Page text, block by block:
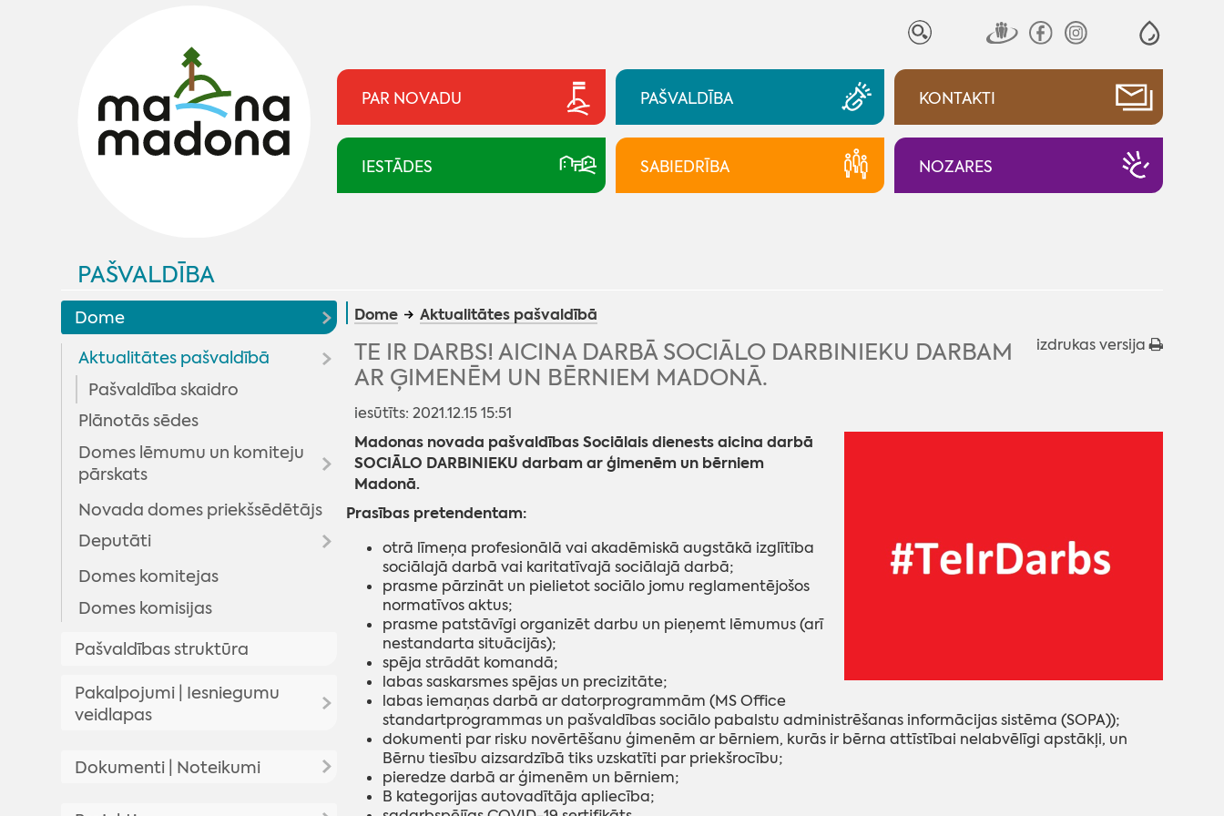
PAR NOVADU PAŠVALDĪBA KONTAKTI
IESTĀDES SABIEDRĪBA NOZARES
PAŠVALDĪBA
Dome
Aktualitātes pašvaldībā
Pašvaldība skaidro
Plānotās sēdes
Domes lēmumu un komiteju
pārskats
Domes lēmumi
Komitejas sēdes
Domes sēžu audioierakstu
Novada domes priekšsēdētājs
Deputāti
Arhīvs
Domes komitejas
Domes komisijas
Pašvaldības struktūra
Pakalpojumi | Iesniegumu
veidlapas
Pakalpojumi
Dokumenti | Noteikumi
Pašvaldības saistošie noteikumi
Dome Aktualitātes pašvaldībā
izdrukas versija
TE IR DARBS! AICINA DARBĀ SOCIĀLO DARBINIEKU DARBAM
AR ĢIMENĒM UN BĒRNIEM MADONĀ.
iesūtīts: 2021.12.15 15:51
Madonas novada pašvaldības Sociālais dienests aicina darbā
SOCIĀLO DARBINIEKU darbam ar ģimenēm un bērniem
Madonā.
Prasības pretendentam:
otrā līmeņa profesionālā vai akadēmiskā augstākā izglītība
sociālajā darbā vai karitatīvajā sociālajā darbā;
prasme pārzināt un pielietot sociālo jomu reglamentējošos
normatīvos aktus;
prasme patstāvīgi organizēt darbu un pieņemt lēmumus (arī
nestandarta situācijās);
spēja strādāt komandā;
labas saskarsmes spējas un precizitāte;
labas iemaņas darbā ar datorprogrammām (MS Office
standartprogrammas un pašvaldības sociālo pabalstu administrēšanas informācijas sistēma (SOPA));
dokumenti par risku novērtēšanu ģimenēm ar bērniem, kurās ir bērna attīstībai nelabvēlīgi apstākļi, un
Bērnu tiesību aizsardzībā tiks uzskatīti par priekšrocību;
pieredze darbā ar ģimenēm un bērniem;
B kategorijas autovadītāja apliecība;